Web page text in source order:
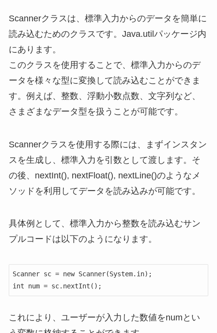
Scannerクラスは、標準入力からのデータを簡単に
読み込むためのクラスです。Java.utilパッケージ内
にあります。
このクラスを使用することで、標準入力からのデ
ータを様々な型に変換して読み込むことができま
す。例えば、整数、浮動小数点数、文字列など、
さまざまなデータ型を扱うことが可能です。
Scannerクラスを使用する際には、まずインスタン
スを生成し、標準入力を引数として渡します。そ
の後、nextInt(), nextFloat(), nextLine()のようなメ
ソッドを利用してデータを読み込みが可能です。
具体例として、標準入力から整数を読み込むサン
プルコードは以下のようになります。
Scanner sc = new Scanner(System.in);
int num = sc.nextInt();
これにより、ユーザーが入力した数値をnumとい